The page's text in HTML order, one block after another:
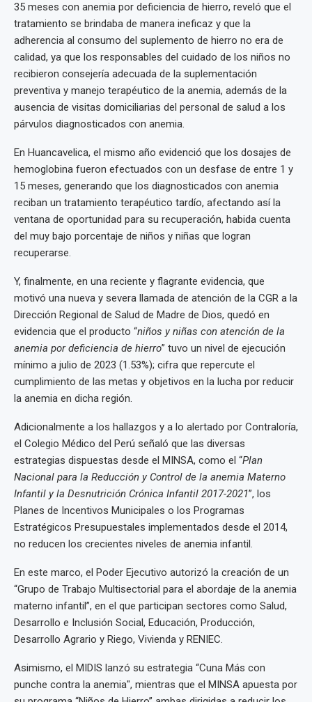
35 meses con anemia por deficiencia de hierro, reveló que el
tratamiento se brindaba de manera ineficaz y que la
adherencia al consumo del suplemento de hierro no era de
calidad, ya que los responsables del cuidado de los niños no
recibieron consejería adecuada de la suplementación
preventiva y manejo terapéutico de la anemia, además de la
ausencia de visitas domiciliarias del personal de salud a los
párvulos diagnosticados con anemia.
En Huancavelica, el mismo año evidenció que los dosajes de
hemoglobina fueron efectuados con un desfase de entre 1 y
15 meses, generando que los diagnosticados con anemia
reciban un tratamiento terapéutico tardío, afectando así la
ventana de oportunidad para su recuperación, habida cuenta
del muy bajo porcentaje de niños y niñas que logran
recuperarse.
Y, finalmente, en una reciente y flagrante evidencia, que
motivó una nueva y severa llamada de atención de la CGR a la
Dirección Regional de Salud de Madre de Dios, quedó en
evidencia que el producto “niños y niñas con atención de la
anemia por deficiencia de hierro” tuvo un nivel de ejecución
mínimo a julio de 2023 (1.53%); cifra que repercute el
cumplimiento de las metas y objetivos en la lucha por reducir
la anemia en dicha región.
Adicionalmente a los hallazgos y a lo alertado por Contraloría,
el Colegio Médico del Perú señaló que las diversas
estrategias dispuestas desde el MINSA, como el “Plan
Nacional para la Reducción y Control de la anemia Materno
Infantil y la Desnutrición Crónica Infantil 2017-2021”, los
Planes de Incentivos Municipales o los Programas
Estratégicos Presupuestales implementados desde el 2014,
no reducen los crecientes niveles de anemia infantil.
En este marco, el Poder Ejecutivo autorizó la creación de un
“Grupo de Trabajo Multisectorial para el abordaje de la anemia
materno infantil”, en el que participan sectores como Salud,
Desarrollo e Inclusión Social, Educación, Producción,
Desarrollo Agrario y Riego, Vivienda y RENIEC.
Asimismo, el MIDIS lanzó su estrategia “Cuna Más con
punche contra la anemia", mientras que el MINSA apuesta por